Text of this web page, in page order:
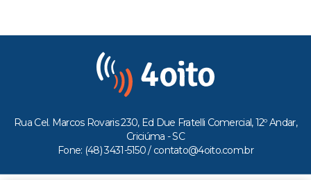
Rua Cel. Marcos Rovaris 230, Ed Due Fratelli Comercial, 12º Andar,
Criciúma - SC
Fone: (48) 3431-5150 / contato@4oito.com.br